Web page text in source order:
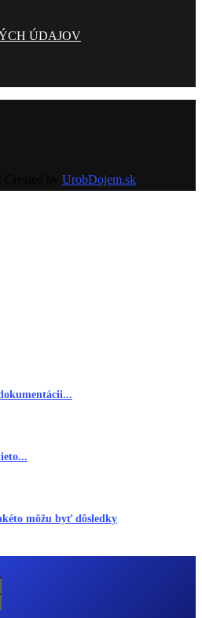
ÚDAJOV
UrobDojem.sk
môžu byť dôsledky